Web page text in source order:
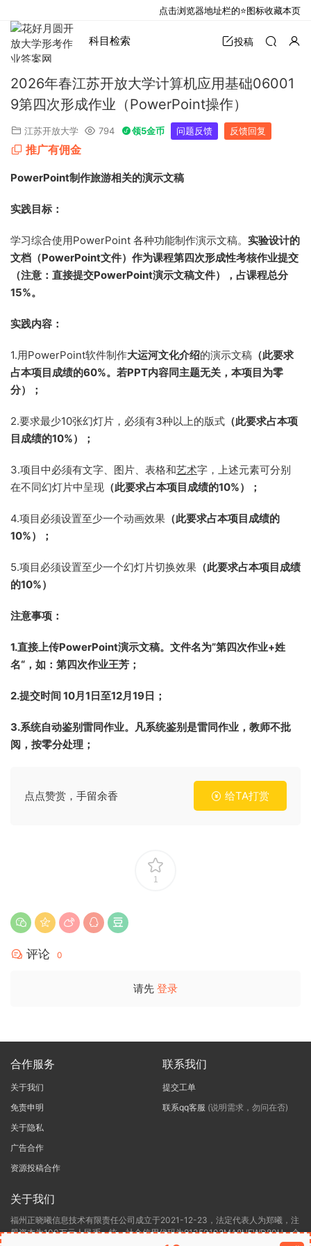
科目检索 投稿
2026年春江苏开放大学计算机应用基础06001
9第四次形成作业（PowerPoint操作）
江苏开放大学 794 领5金币 问题反馈 反馈回复
推广有佣金
PowerPoint制作旅游相关的演示文稿
实践目标：
学习综合使用PowerPoint 各种功能制作演示文稿。 实验设计的
文档（PowerPoint文件）作为课程第四次形成性考核作业提交
（注意：直接提交PowerPoint演示文稿文件），占课程总分
15%。
实践内容：
1.用PowerPoint软件制作大运河文化介绍的演示文稿 （此要求
占本项目成绩的60%。若PPT内容同主题无关，本项目为零
分）；
2.要求最少10张幻灯片，必须有3种以上的版式 （此要求占本项
目成绩的10%）；
3.项目中必须有文字、图片、表格和艺术字，上述元素可分别
在不同幻灯片中呈现 （此要求占本项目成绩的10%）；
4.项目必须设置至少一个动画效果 （此要求占本项目成绩的
10%）；
5.项目必须设置至少一个幻灯片切换效果 （此要求占本项目成绩
的10%）
注意事项：
1.直接上传PowerPoint演示文稿。 文件名为”第四次作业+姓
名“，如：第四次作业王芳；
2.提交时间 10月1日至12月19日；
3.系统自动鉴别雷同作业。凡系统鉴别是雷同作业，教师不批
阅，按零分处理；
点点赞赏，手留余香 给TA打赏
1
评论 0
请先 登录
合作服务
关于我们
免责申明
关于隐私
广告合作
资源投稿合作
联系我们
提交工单
联系qq客服 (说明需求，勿问在否)
关于我们
福州正晓曦信息技术有限责任公司成立于2021-12-23，法定代表人为郑曦，注
册资本为100万元人民币，统一社会信用代码为91350102MA8UEWD80H，企
点击浏览器地址栏的⭐图标收藏本页